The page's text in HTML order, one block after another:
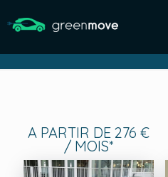
A PARTIR DE 276 €
/ MOIS*